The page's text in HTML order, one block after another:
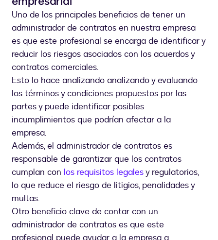
Uno de los principales beneficios de tener un
administrador de contratos en nuestra empresa
es que este profesional se encarga de identificar y
reducir los riesgos asociados con los acuerdos y
contratos comerciales.
Esto lo hace analizando analizando y evaluando
los términos y condiciones propuestos por las
partes y puede identificar posibles
incumplimientos que podrían afectar a la
empresa.
Además, el administrador de contratos es
responsable de garantizar que los contratos
cumplan con los requisitos legalesy regulatorios,
lo que reduce el riesgo de litigios, penalidades y
multas.
Otro beneficio clave de contar con un
administrador de contratos es que este